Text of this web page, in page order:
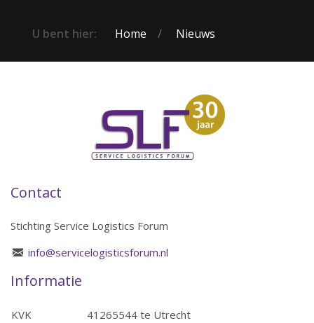
U bent hier: Home Nieuws
Contact
Stichting Service Logistics Forum
info@servicelogisticsforum.nl
Informatie
KVK
41265544 te Utrecht